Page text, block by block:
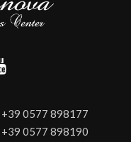
+39 0577 898177
+39 0577 898190